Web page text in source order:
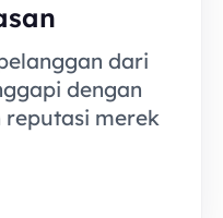
dari
dengan
merek